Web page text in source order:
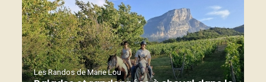
Les Randos de Marie Lou